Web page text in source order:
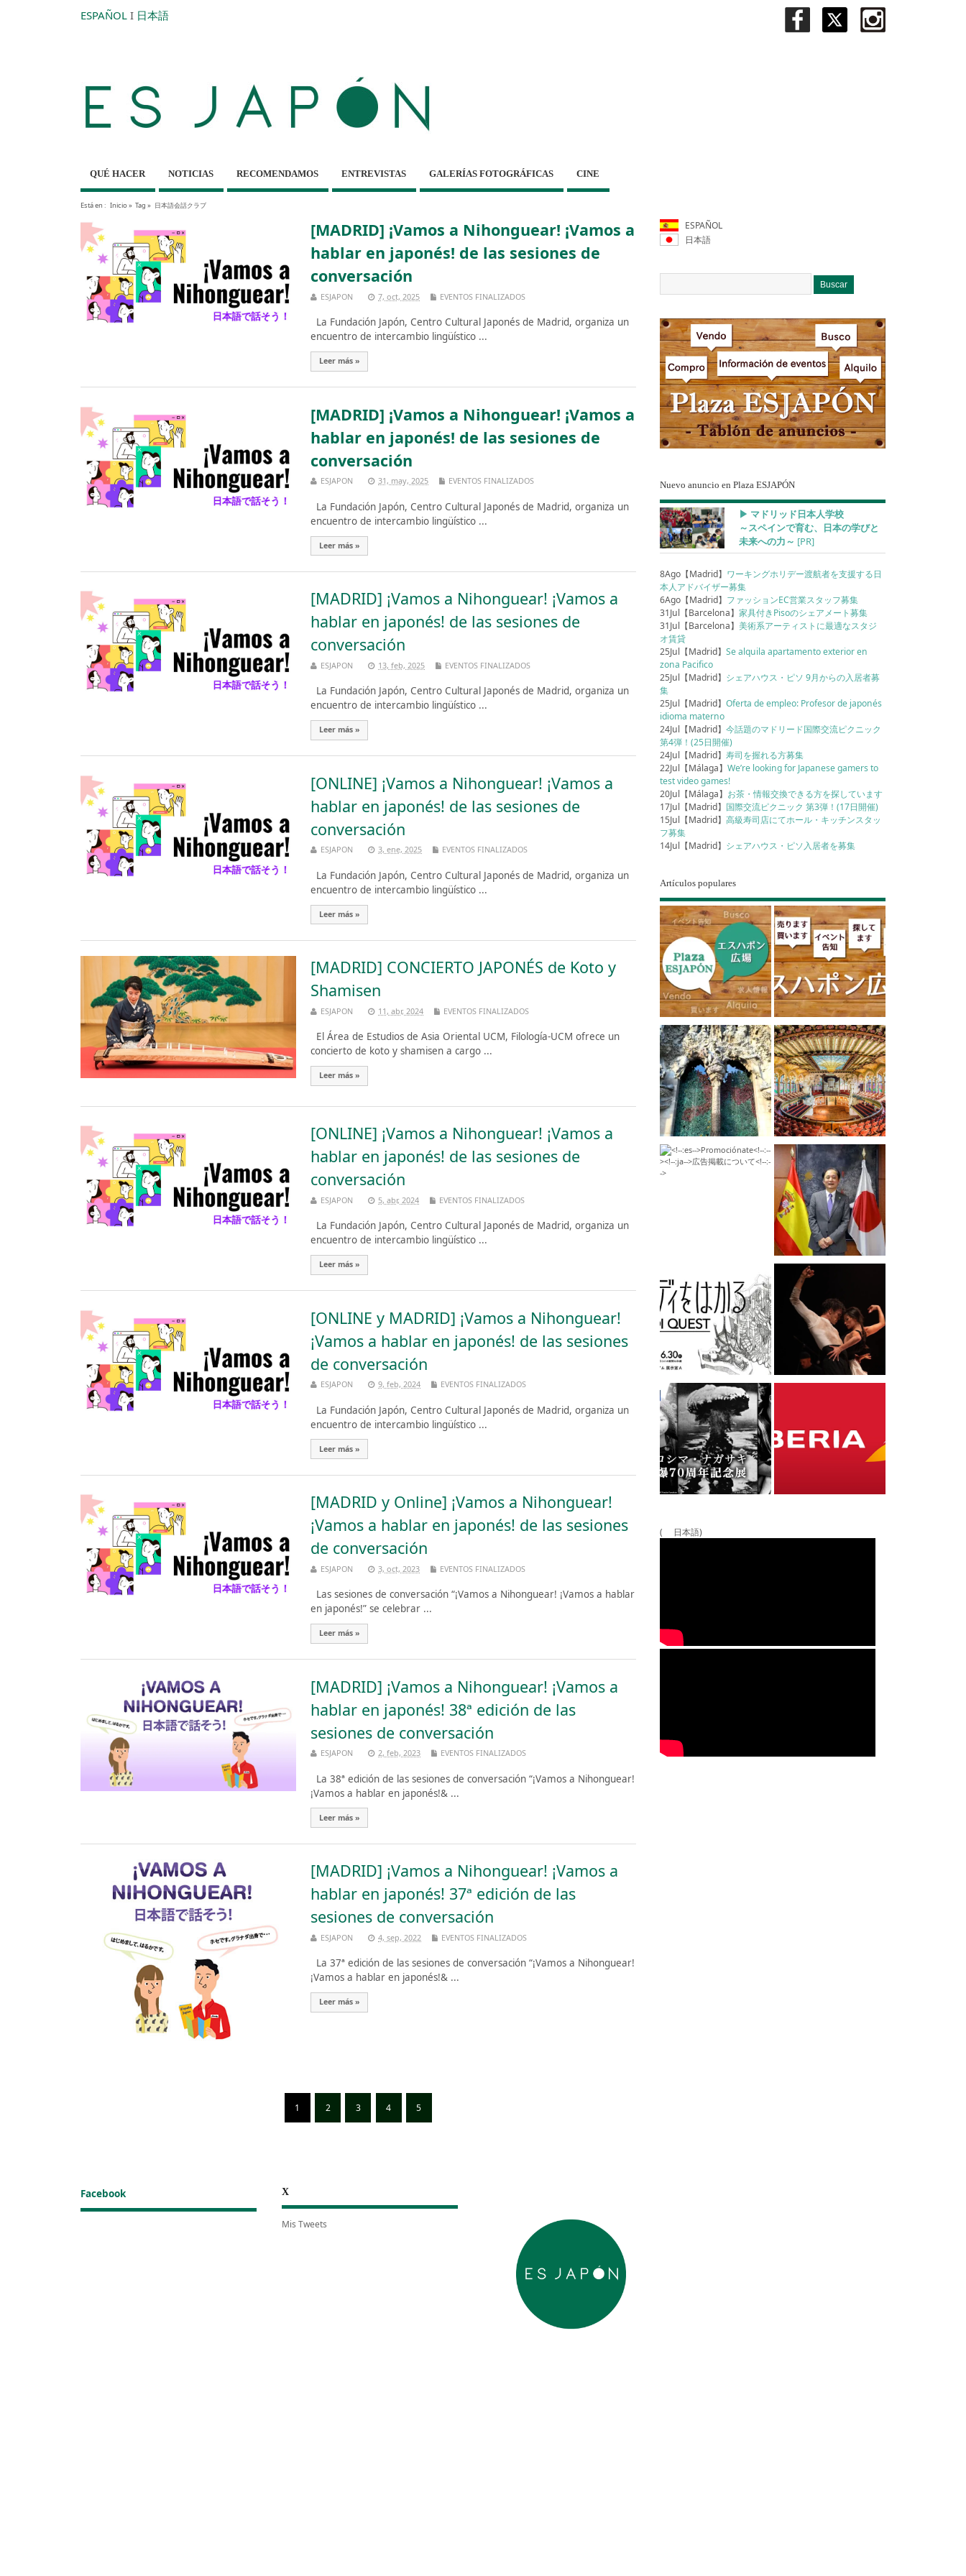
ESPAÑOL I 日本語
QUÉ HACER NOTICIAS RECOMENDAMOS ENTREVISTAS GALERÍAS FOTOGRÁFICAS CINE
Está en : Inicio» Tag » 日本語会話クラブ
[MADRID] ¡Vamos a Nihonguear! ¡Vamos a
hablar en japonés! de las sesiones de
conversación
ESJAPON 7, oct, 2025 EVENTOS FINALIZADOS
La Fundación Japón, Centro Cultural Japonés de Madrid, organiza un
encuentro de intercambio lingüístico ...
Leer más »
[MADRID] ¡Vamos a Nihonguear! ¡Vamos a
hablar en japonés! de las sesiones de
conversación
ESJAPON 31, may, 2025 EVENTOS FINALIZADOS
La Fundación Japón, Centro Cultural Japonés de Madrid, organiza un
encuentro de intercambio lingüístico ...
Leer más »
[MADRID] ¡Vamos a Nihonguear! ¡Vamos a
hablar en japonés! de las sesiones de
conversación
ESJAPON 13, feb, 2025 EVENTOS FINALIZADOS
La Fundación Japón, Centro Cultural Japonés de Madrid, organiza un
encuentro de intercambio lingüístico ...
Leer más »
[ONLINE] ¡Vamos a Nihonguear! ¡Vamos a
hablar en japonés! de las sesiones de
conversación
ESJAPON 3, ene, 2025 EVENTOS FINALIZADOS
La Fundación Japón, Centro Cultural Japonés de Madrid, organiza un
encuentro de intercambio lingüístico ...
Leer más »
[MADRID] CONCIERTO JAPONÉS de Koto y
Shamisen
ESJAPON 11, abr, 2024 EVENTOS FINALIZADOS
El Área de Estudios de Asia Oriental UCM, Filología-UCM ofrece un
concierto de koto y shamisen a cargo ...
Leer más »
[ONLINE] ¡Vamos a Nihonguear! ¡Vamos a
hablar en japonés! de las sesiones de
conversación
ESJAPON 5, abr, 2024 EVENTOS FINALIZADOS
La Fundación Japón, Centro Cultural Japonés de Madrid, organiza un
encuentro de intercambio lingüístico ...
Leer más »
[ONLINE y MADRID] ¡Vamos a Nihonguear!
¡Vamos a hablar en japonés! de las sesiones
de conversación
ESJAPON 9, feb, 2024 EVENTOS FINALIZADOS
La Fundación Japón, Centro Cultural Japonés de Madrid, organiza un
encuentro de intercambio lingüístico ...
Leer más »
[MADRID y Online] ¡Vamos a Nihonguear!
¡Vamos a hablar en japonés! de las sesiones
de conversación
ESJAPON 3, oct, 2023 EVENTOS FINALIZADOS
Las sesiones de conversación “¡Vamos a Nihonguear! ¡Vamos a hablar
en japonés!” se celebrar ...
Leer más »
[MADRID] ¡Vamos a Nihonguear! ¡Vamos a
hablar en japonés! 38ª edición de las
sesiones de conversación
ESJAPON 2, feb, 2023 EVENTOS FINALIZADOS
La 38ª edición de las sesiones de conversación “¡Vamos a Nihonguear!
¡Vamos a hablar en japonés!& ...
Leer más »
[MADRID] ¡Vamos a Nihonguear! ¡Vamos a
hablar en japonés! 37ª edición de las
sesiones de conversación
ESJAPON 4, sep, 2022 EVENTOS FINALIZADOS
La 37ª edición de las sesiones de conversación “¡Vamos a Nihonguear!
¡Vamos a hablar en japonés!& ...
Leer más »
1 2 3 4 5
ESPAÑOL
日本語
Nuevo anuncio en Plaza ESJAPÓN
▶︎ マドリッド日本人学校
～スペインで育む、日本の学びと
未来への力～ [PR]
8Ago【Madrid】 ワーキングホリデー渡航者を支援する日
本人アドバイザー募集
6Ago【Madrid】 ファッションEC営業スタッフ募集
31Jul【Barcelona】家具付きPisoのシェアメート募集
31Jul【Barcelona】美術系アーティストに最適なスタジ
オ賃貸
25Jul【Madrid】Se alquila apartamento exterior en
zona Pacifico
25Jul【Madrid】 シェアハウス・ピソ 9月からの入居者募
集
25Jul【Madrid】Oferta de empleo: Profesor de japonés
idioma materno
24Jul【Madrid】今話題のマドリード国際交流ピクニック
第4弾！(25日開催)
24Jul【Madrid】寿司を握れる方募集
22Jul【Málaga】We’re looking for Japanese gamers to
test video games!
20Jul【Málaga】 お茶・情報交換できる方を探しています
17Jul【Madrid】 国際交流ピクニック 第3弾！(17日開催)
15Jul【Madrid】高級寿司店にてホール・キッチンスタッ
フ募集
14Jul【Madrid】 シェアハウス・ピソ入居者を募集
Artículos populares
( 日本語)
Facebook X
Mis Tweets